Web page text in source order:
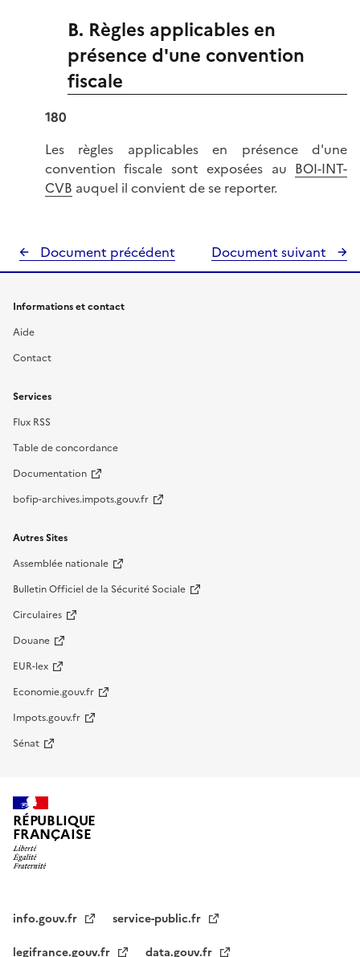
B. Règles applicables en
présence d'une convention
fiscale
180
Les règles applicables en présence d'une
convention fiscale sont exposées au BOI-INT-
CVB auquel il convient de se reporter.
Document précédent Document suivant
Informations et contact
Aide
Contact
Services
Flux RSS
Table de concordance
Documentation
bofip-archives.impots.gouv.fr
Autres Sites
Assemblée nationale
Bulletin Officiel de la Sécurité Sociale
Circulaires
Douane
EUR-lex
Economie.gouv.fr
Impots.gouv.fr
Sénat
RÉPUBLIQUE
FRANÇAISE
info.gouv.fr
service-public.fr
legifrance.gouv.fr
data.gouv.fr